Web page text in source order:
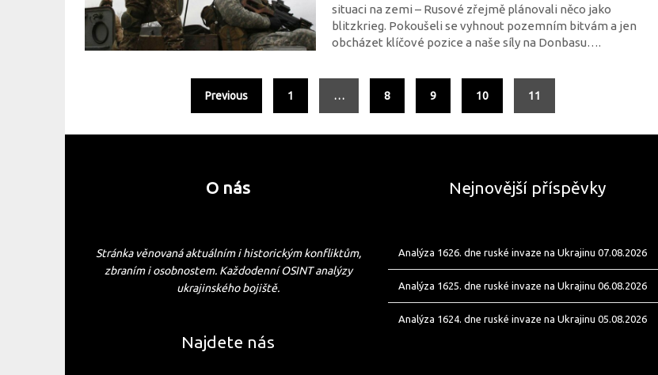
situaci na zemi – Rusové zřejmě plánovali něco jako
blitzkrieg. Pokoušeli se vyhnout pozemním bitvám a jen
obcházet klíčové pozice a naše síly na Donbasu….
Previous 1 … 8 9 10 11
O nás
Stránka věnovaná aktuálním i historickým konfliktům,
zbraním i osobnostem. Každodenní OSINT analýzy
ukrajinského bojiště.
Najdete nás
Nejnovější příspěvky
Analýza 1626. dne ruské invaze na Ukrajinu 07.08.2026
Analýza 1625. dne ruské invaze na Ukrajinu 06.08.2026
Analýza 1624. dne ruské invaze na Ukrajinu 05.08.2026